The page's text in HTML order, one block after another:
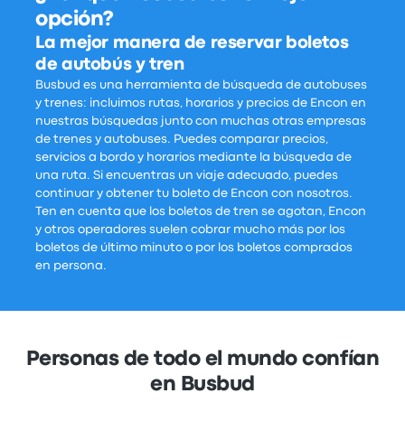
opción?
La mejor manera de reservar boletos
de autobús y tren
Busbud es una herramienta de búsqueda de autobuses
y trenes: incluimos rutas, horarios y precios de Encon en
nuestras búsquedas junto con muchas otras empresas
de trenes y autobuses. Puedes comparar precios,
servicios a bordo y horarios mediante la búsqueda de
una ruta. Si encuentras un viaje adecuado, puedes
continuar y obtener tu boleto de Encon con nosotros.
Ten en cuenta que los boletos de tren se agotan, Encon
y otros operadores suelen cobrar mucho más por los
boletos de último minuto o por los boletos comprados
en persona.
Personas de todo el mundo confían
en Busbud